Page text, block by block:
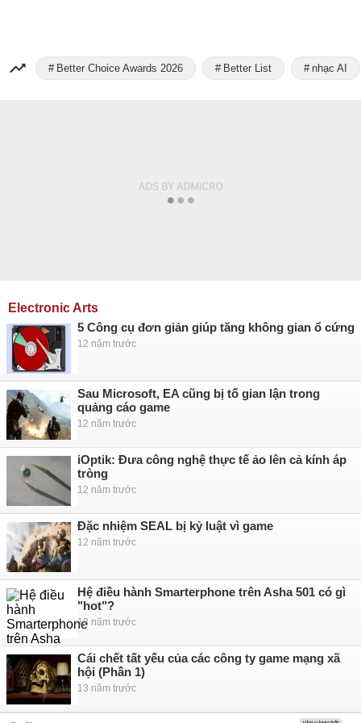
Better Choice Awards 2026 Better List nhạc AI
Electronic Arts
5 Công cụ đơn giản giúp tăng không gian ổ cứng
12 năm trước
Sau Microsoft, EA cũng bị tố gian lận trong
quảng cáo game
12 năm trước
iOptik: Đưa công nghệ thực tế ảo lên cả kính áp
tròng
12 năm trước
Đặc nhiệm SEAL bị kỷ luật vì game
12 năm trước
Hệ điều hành Smarterphone trên Asha 501 có gì
"hot"?
13 năm trước
Cái chết tất yếu của các công ty game mạng xã
hội (Phần 1)
13 năm trước